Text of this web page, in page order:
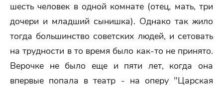
шесть человек в одной комнате (отец, мать, три
дочери и младший сынишка). Однако так жило
тогда большинство советских людей, и сетовать
на трудности в то время было как-то не принято.
Верочке не было еще и пяти лет, когда она
впервые попала в театр - на оперу "Царская